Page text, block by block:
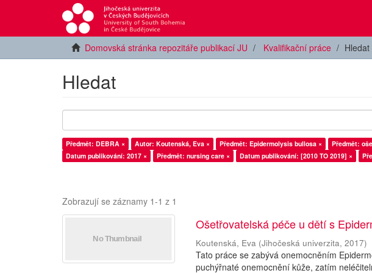
Domovská stránka repozitáře publikací JU Kvalifikační práce Hledat
Hledat
Předmět: DEBRA × Autor: Koutenská, Eva × Předmět: Epidermolysis bullosa × Předmět:
Datum publikování: 2017 ×
Předmět: nursing care × Datum publikování: [2010 TO 2019] ×
Zobrazují se záznamy 1-1 z 1
Ošetřovatelská péče u dětí s
Koutenská, Eva (Jihočeská univerzita,2017)
Tato práce se zabývá onemocněním
puchýřnaté onemocnění kůže, zatím